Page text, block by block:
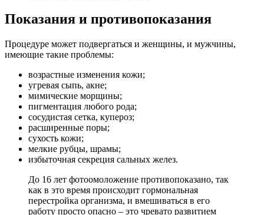
Показания и противопоказания
Процедуре может подвергаться и женщины, и мужчины,
имеющие такие проблемы:
возрастные изменения кожи;
угревая сыпь, акне;
мимические морщины;
пигментация любого рода;
сосудистая сетка, купероз;
расширенные поры;
сухость кожи;
мелкие рубцы, шрамы;
избыточная секреция сальных желез.
До 16 лет фотоомоложение противопоказано, так
как в это время происходит гормональная
перестройка организма, и вмешиваться в его
работу просто опасно – это чревато развитием